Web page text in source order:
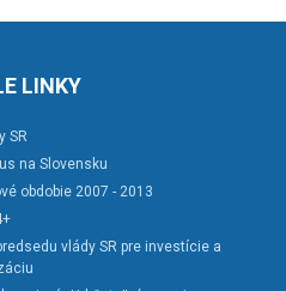
LINKY
SR
na Slovensku
obdobie 2007 - 2013
vlády SR pre investície a